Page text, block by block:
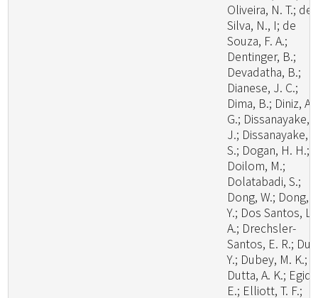
Oliveira, N. T.; de
Silva, N., I; de
Souza, F. A.;
Dentinger, B.;
Devadatha, B.;
Dianese, J. C.;
Dima, B.; Diniz, A.
G.; Dissanayake,
J.; Dissanayake,
S.; Dogan, H. H.;
Doilom, M.;
Dolatabadi, S.;
Dong, W.; Dong,
Y.; Dos Santos, L.
A.; Drechsler-
Santos, E. R.; Du,
Y.; Dubey, M. K.;
Dutta, A. K.; Egidi,
E.; Elliott, T. F.;